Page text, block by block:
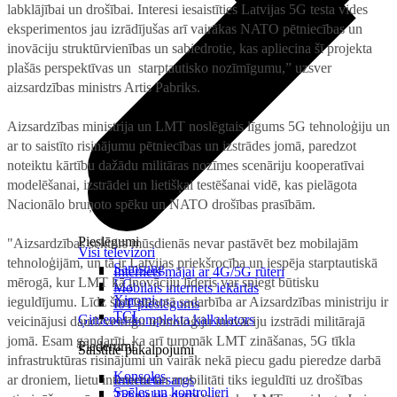
Pieslēgumi
Internets mājai ar 4G/5G rūteri
Mobilais internets iekārtās
IoT pieslēgums
Ģimenes komplekta kalkulators
Saistītie pakalpojumi
Interneta sargs
Visi televizori
Samsung
LG
Xiaomi
TCL
Piederumi
Konsoles
Spēles un kontrolieri
labklājībai un drošībai. Interesi iesaistīties Latvijas 5G testa vides
eksperimentos jau izrādījušas arī vairākas NATO pētniecības un
inovāciju struktūrvienības un sabiedrotie, kas apliecina šī projekta
plašās perspektīvas un starptautisko nozīmīgumu,” uzsver
aizsardzības ministrs Artis Pabriks.
Aizsardzības ministrija un LMT noslēgtais līgums 5G tehnoloģiju un
ar to saistīto risinājumu pētniecības un izstrādes jomā, paredzot
noteiktu kārtību dažādu militāras nozīmes scenāriju kooperatīvai
modelēšanai, izstrādei un lietišķai testēšanai vidē, kas pielāgota
Nacionālo bruņoto spēku un NATO drošības prasībām.
"Aizsardzības sektors mūsdienās nevar pastāvēt bez mobilajām
tehnoloģijām, un tā ir Latvijas priekšrocība un iespēja starptautiskā
mērogā, kur LMT kā inovāciju līderis var sniegt būtisku
ieguldījumu. Līdz šim īstenotā sadarbība ar Aizsardzības ministriju ir
veicinājusi daudzveidīgu tehnoloģiju inovāciju izstrādi militārajā
jomā. Esam gandarīti, ka arī turpmāk LMT zināšanas, 5G tīkla
infrastruktūras risinājumi un vairāk nekā piecu gadu pieredze darbā
ar droniem, lietu internetu un mobilitāti tiks ieguldīti uz drošības